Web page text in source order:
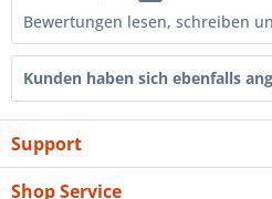
Bewertungen lesen, schreiben
Kunden haben sich ebenfalls
Support
Shop Service